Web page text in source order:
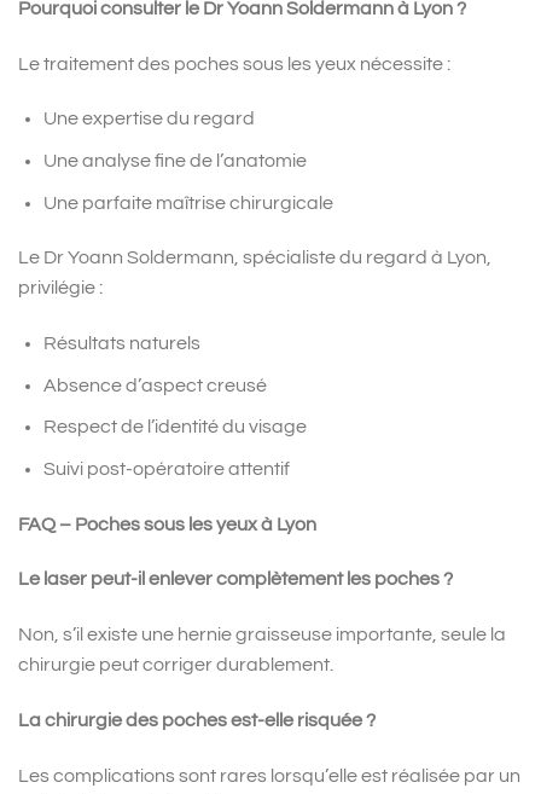
Pourquoi consulter le Dr Yoann Soldermann à Lyon ?
Le traitement des poches sous les yeux nécessite :
Une expertise du regard
Une analyse fine de l’anatomie
Une parfaite maîtrise chirurgicale
Le Dr Yoann Soldermann, spécialiste du regard à Lyon,
privilégie :
Résultats naturels
Absence d’aspect creusé
Respect de l’identité du visage
Suivi post-opératoire attentif
FAQ – Poches sous les yeux à Lyon
Le laser peut-il enlever complètement les poches ?
Non, s’il existe une hernie graisseuse importante, seule la
chirurgie peut corriger durablement.
La chirurgie des poches est-elle risquée ?
Les complications sont rares lorsqu’elle est réalisée par un